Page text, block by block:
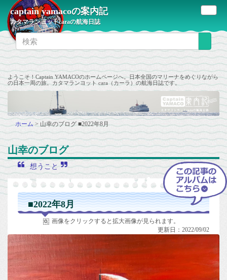
captain yamacoの案内記
カタマランヨットcaraの航海日誌
ようこそ！Captain YAMACOのホームページへ。日本全国のマリーナをめぐりながら
の日本一周の旅。カタマランヨット cara（カーラ）の航海日誌です。
ホーム > 山幸のブログ■2022年8月
山幸のブログ
想うこと
■2022年8月
画像をクリックすると拡大画像が見られます。
更新日：2022/09/02